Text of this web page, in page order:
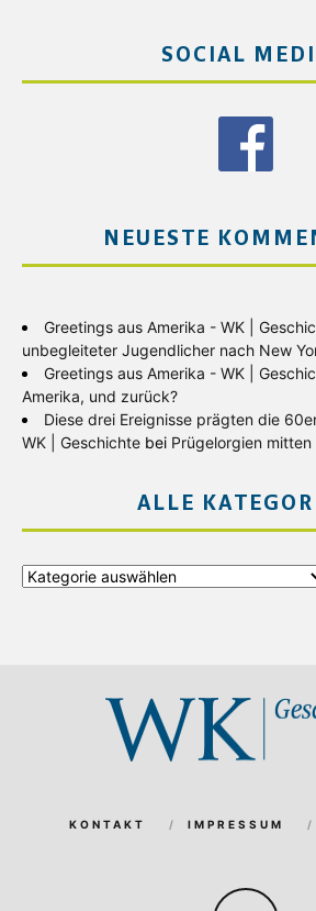
SOCIAL
NEUESTE
Greetings aus Amerika - WK |
unbegleiteter Jugendlicher nach New
Greetings aus Amerika - WK |
Amerika, und zurück?
Diese drei Ereignisse prägten die
WK | Geschichte bei Prügelorgien
ALLE
Alle
KONTAKT IMPRESSUM